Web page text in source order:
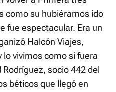
como su hubiéramos ido
fue espectacular. Era un
Halcón Viajes,
vivimos como si fuera
socio 442 del
béticos que llegó en